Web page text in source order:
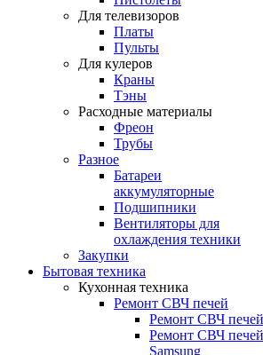
Для телевизоров
Платы
Пульты
Для кулеров
Краны
Тэны
Расходные материалы
Фреон
Трубы
Разное
Батареи
аккумуляторные
Подшипники
Вентиляторы для
охлаждения техники
Закупки
Бытовая техника
Кухонная техника
Ремонт СВЧ печей
Ремонт СВЧ
Ремонт СВЧ печей
Samsung